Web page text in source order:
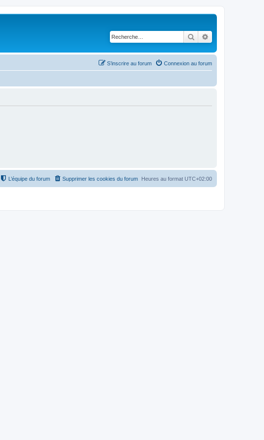
Rechercher
Connexion au forum
S’inscrire au forum
Heures au format UTC+02:00
Supprimer les cookies du forum
L’équipe du forum